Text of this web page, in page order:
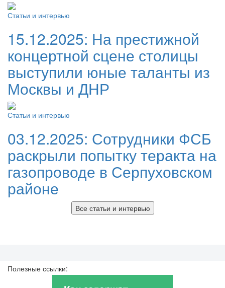
Статьи и интервью
15.12.2025: На престижной
концертной сцене столицы
выступили юные таланты из
Москвы и ДНР
Статьи и интервью
03.12.2025: Сотрудники ФСБ
раскрыли попытку теракта на
газопроводе в Серпуховском
районе
Все статьи и интервью
Полезные ссылки: